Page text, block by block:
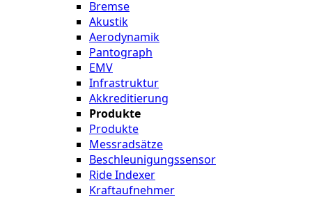
Bremse
Akustik
Aerodynamik
Pantograph
EMV
Infrastruktur
Akkreditierung
Produkte
Produkte
Messradsätze
Beschleunigungssensor
Ride Indexer
Kraftaufnehmer